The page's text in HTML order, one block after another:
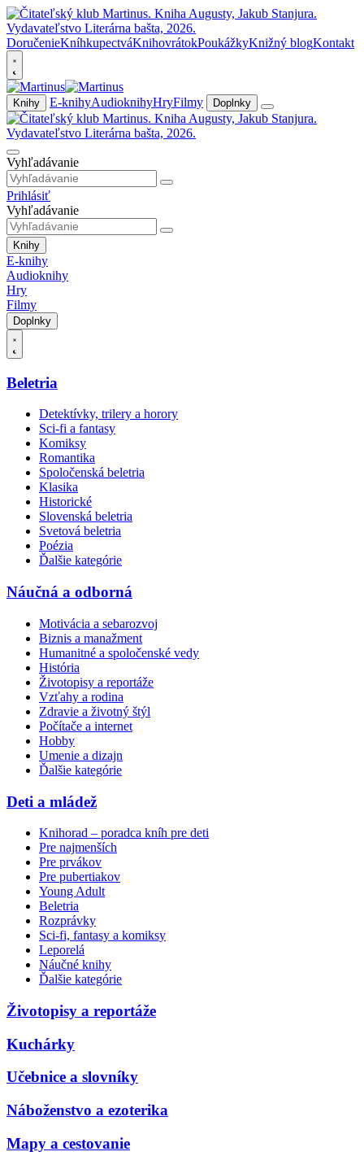
DoručenieKníhkupectváKnihovrátokPoukážkyKnižný blogKontakt
Knihy E-knihyAudioknihyHryFilmy Doplnky
Vyhľadávanie
Prihlásiť
Vyhľadávanie
Knihy
E-knihy
Audioknihy
Hry
Filmy
Doplnky
Beletria
Detektívky, trilery a horory
Sci-fi a fantasy
Komiksy
Romantika
Spoločenská beletria
Klasika
Historické
Slovenská beletria
Svetová beletria
Poézia
Ďalšie kategórie
Náučná a odborná
Motivácia a sebarozvoj
Biznis a manažment
Humanitné a spoločenské vedy
História
Životopisy a reportáže
Vzťahy a rodina
Zdravie a životný štýl
Počítače a internet
Hobby
Umenie a dizajn
Ďalšie kategórie
Deti a mládež
Knihorad – poradca kníh pre deti
Pre najmenších
Pre prvákov
Pre pubertiakov
Young Adult
Beletria
Rozprávky
Sci-fi, fantasy a komiksy
Leporelá
Náučné knihy
Ďalšie kategórie
Životopisy a reportáže
Kuchárky
Učebnice a slovníky
Náboženstvo a ezoterika
Mapy a cestovanie